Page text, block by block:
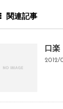
関連記事
口楽
2012/